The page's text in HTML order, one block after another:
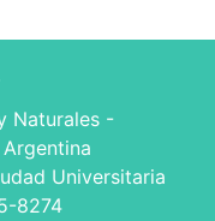
Naturales -
Universitaria
8274